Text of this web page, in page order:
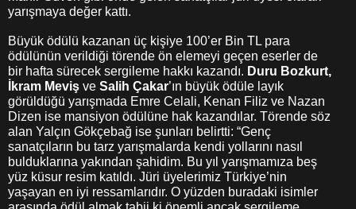
yarışmaya değer kattı.
Büyük ödülü kazanan üç kişiye 100’er Bin TL para
ödülünün verildiği törende ön elemeyi geçen eserler de
bir hafta sürecek sergileme hakkı kazandı. Duru Bozkurt,
İkram Meviş ve Salih Çakar’ın büyük ödüle layık
görüldüğü yarışmada Emre Celali, Kenan Filiz ve Nazan
Dizen ise mansiyon ödülüne hak kazandılar. Törende söz
alan Yalçın Gökçebağ ise şunları belirtti: “Genç
sanatçıların bu tarz yarışmalarda kendi yollarını nasıl
bulduklarına yakından şahidim. Bu yıl yarışmamıza beş
yüz küsur resim katıldı. Jüri üyelerimiz Türkiye’nin
yaşayan en iyi ressamlarıdır. O yüzden buradaki isimler